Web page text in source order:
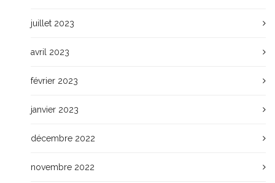
juillet 2023
avril 2023
février 2023
janvier 2023
décembre 2022
novembre 2022